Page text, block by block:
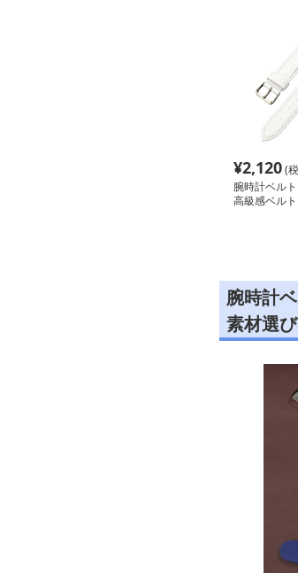
¥2,120(
腕時計ベル
高級感ベルト
腕時計
素材選